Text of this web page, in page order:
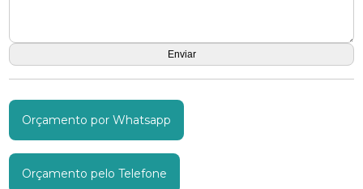
Orçamento por Whatsapp
Orçamento pelo Telefone